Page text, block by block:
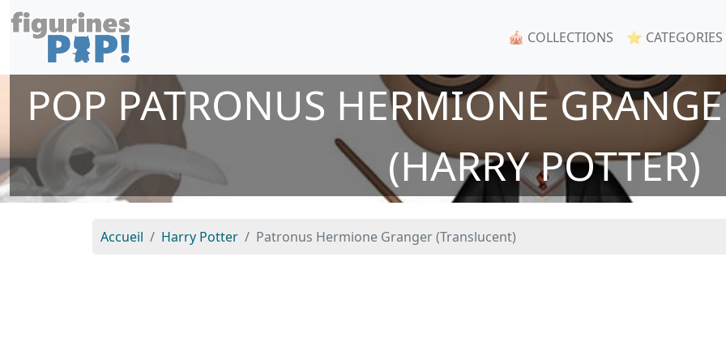
🎪 COLLECTIONS ⭐ CATEGORIES
POP PATRONUS HERMIONE
(HARRY POTTER)
Accueil Harry Potter Patronus Hermione Granger (Translucent)